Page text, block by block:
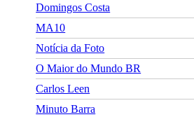
Domingos Costa
MA10
Notícia da Foto
O Maior do Mundo BR
Carlos Leen
Minuto Barra